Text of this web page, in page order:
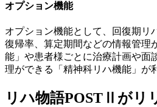
オプション機能
オプション機能として、回復期リ
復帰率、算定期間などの情報管理
能」や患者様ごとに治療計画や面
理ができる「精神科リハ機能」が
リハ物語POSTⅡがリ